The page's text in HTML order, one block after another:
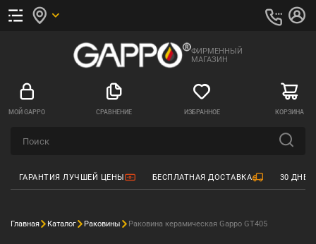
ФИРМЕННЫЙ
МАГАЗИН
МОЙ GAPPO СРАВНЕНИЕ ИЗБРАННОЕ КОРЗИНА
ГАРАНТИЯ ЛУЧШЕЙ ЦЕНЫ БЕСПЛАТНАЯ ДОСТАВКА 30
Главная Каталог Раковины Раковина керамическая Gappo GT405